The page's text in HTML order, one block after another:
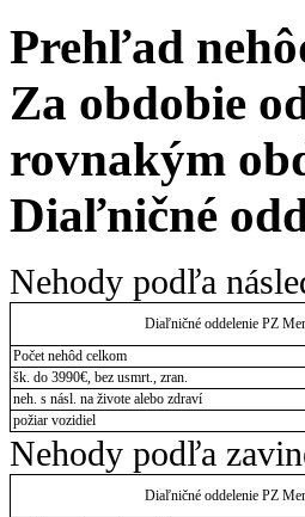
Prehľad
Za obdobie
rovnakým
Diaľničné
Nehody podľa
Diaľničné oddelenie PZ
Počet nehôd celkom
šk. do 3990€, bez usmrt., zran.
neh. s násl. na živote alebo zdraví
požiar vozidiel
Nehody podľa
Diaľničné oddelenie PZ